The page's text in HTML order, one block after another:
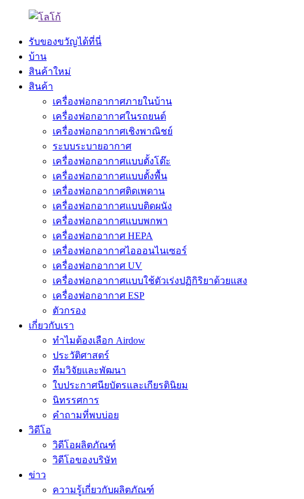
รับของขวัญได้ที่นี่
บ้าน
สินค้าใหม่
สินค้า
เครื่องฟอกอากาศภายในบ้าน
เครื่องฟอกอากาศในรถยนต์
เครื่องฟอกอากาศเชิงพาณิชย์
ระบบระบายอากาศ
เครื่องฟอกอากาศแบบตั้งโต๊ะ
เครื่องฟอกอากาศแบบตั้งพื้น
เครื่องฟอกอากาศติดเพดาน
เครื่องฟอกอากาศแบบติดผนัง
เครื่องฟอกอากาศแบบพกพา
เครื่องฟอกอากาศ HEPA
เครื่องฟอกอากาศไอออนไนเซอร์
เครื่องฟอกอากาศ UV
เครื่องฟอกอากาศแบบใช้ตัวเร่งปฏิกิริยาด้วยแสง
เครื่องฟอกอากาศ ESP
ตัวกรอง
เกี่ยวกับเรา
ทำไมต้องเลือก Airdow
ประวัติศาสตร์
ทีมวิจัยและพัฒนา
ใบประกาศนียบัตรและเกียรตินิยม
นิทรรศการ
คำถามที่พบบ่อย
วิดีโอ
วิดีโอผลิตภัณฑ์
วิดีโอของบริษัท
ข่าว
ความรู้เกี่ยวกับผลิตภัณฑ์